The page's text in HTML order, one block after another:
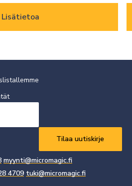
Lisätietoa
myynti@micromagic.fi
4709 tuki@micromagic.fi